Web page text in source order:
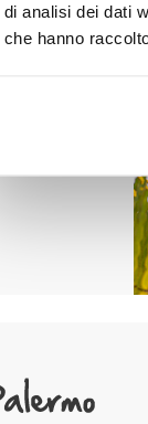
di analisi dei dati
che hanno
vendita che ti